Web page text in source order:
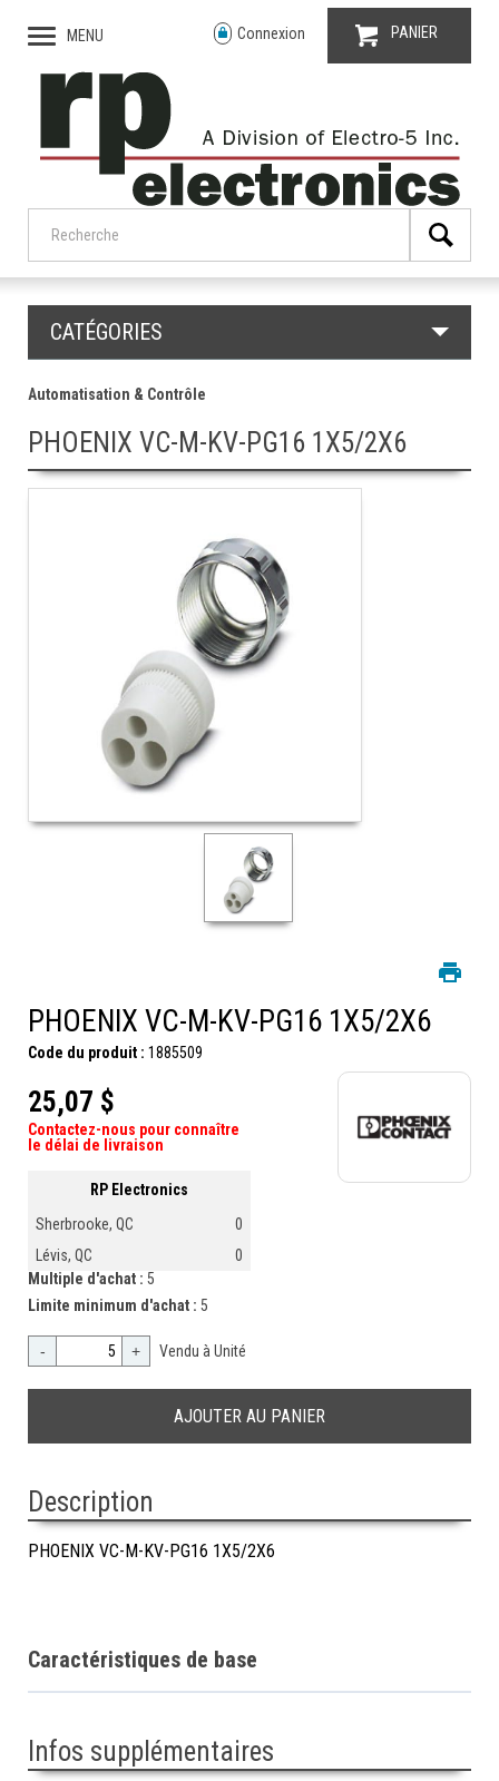
MENU Connexion PANIER
CATÉGORIES
Automatisation & Contrôle
PHOENIX VC-M-KV-PG16 1X5/2X6
PHOENIX VC-M-KV-PG16 1X5/2X6
Code du produit : 1885509
25,07 $
Contactez-nous pour connaître
le délai de livraison
RP Electronics
Sherbrooke, QC
0
Lévis, QC
0
Multiple d'achat : 5
Limite minimum d'achat : 5
- + Vendu à Unité
Description
PHOENIX VC-M-KV-PG16 1X5/2X6
Caractéristiques de base
Infos supplémentaires